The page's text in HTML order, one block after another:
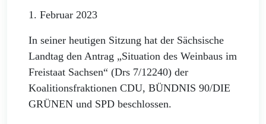
1. Februar 2023
In seiner heutigen Sitzung hat der Sächsische
Landtag den Antrag „Situation des Weinbaus im
Freistaat Sachsen“ (Drs 7/12240) der
Koalitionsfraktionen CDU, BÜNDNIS 90/DIE
GRÜNEN und SPD beschlossen.